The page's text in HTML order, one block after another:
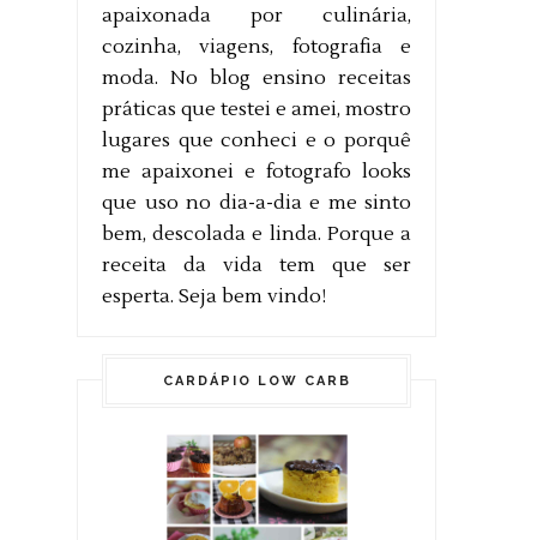
apaixonada por culinária,
cozinha, viagens, fotografia e
moda. No blog ensino receitas
práticas que testei e amei, mostro
lugares que conheci e o porquê
me apaixonei e fotografo looks
que uso no dia-a-dia e me sinto
bem, descolada e linda. Porque a
receita da vida tem que ser
esperta. Seja bem vindo!
CARDÁPIO LOW CARB